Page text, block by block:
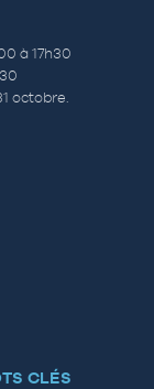
à 17h30
octobre.
CLÉS